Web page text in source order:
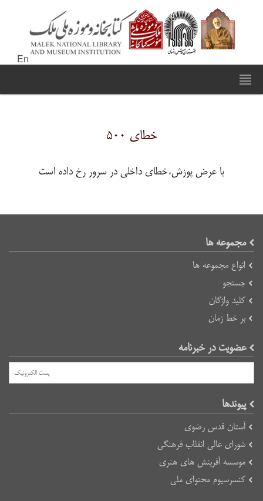
En
خطای ۵۰۰
با عرض پوزش،خطای داخلی در سرور رخ داده است
مجموعه ها
انواع مجموعه ها
جستجو
کلید واژگان
بر خط زمان
عضویت در خبرنامه
پیوند‌ها
آستان قدس رضوی
شورای عالی انقلاب فرهنگی
موسسه آفرینش های هنری
کنسرسیوم محتوای ملی